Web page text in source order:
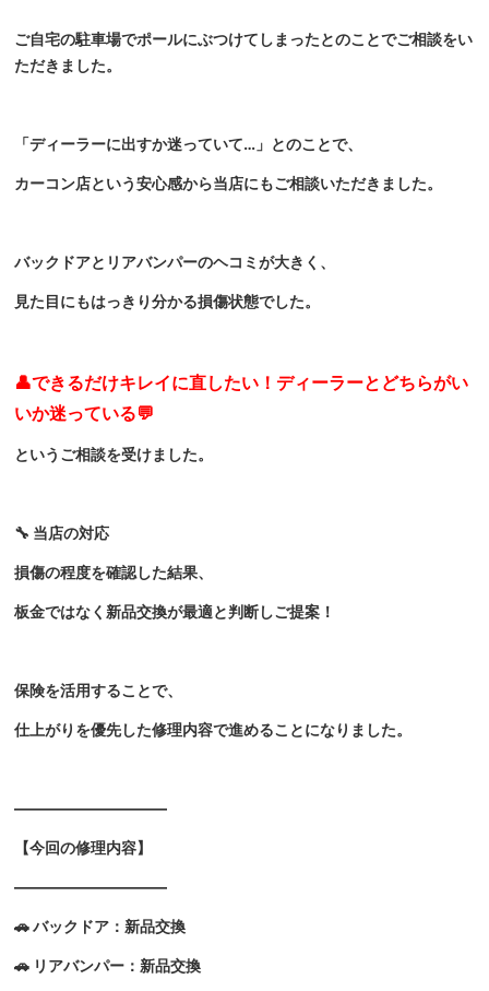
ご自宅の駐車場でポールにぶつけてしまったとのことでご相談をい
ただきました。
「ディーラーに出すか迷っていて…」とのことで、
カーコン店という安心感から当店にもご相談いただきました。
バックドアとリアバンパーのヘコミが大きく、
見た目にもはっきり分かる損傷状態でした。
👤できるだけキレイに直したい！ディーラーとどちらがい
いか迷っている💬
というご相談を受けました。
🔧 当店の対応
損傷の程度を確認した結果、
板金ではなく新品交換が最適と判断しご提案！
保険を活用することで、
仕上がりを優先した修理内容で進めることになりました。
――――――――――
【今回の修理内容】
――――――――――
🚗 バックドア：新品交換
🚗 リアバンパー：新品交換